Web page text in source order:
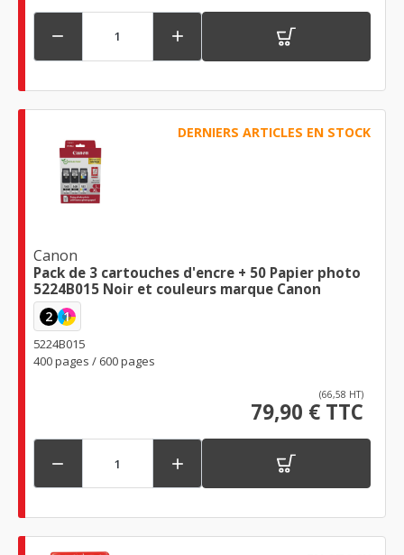
 
DERNIERS ARTICLES EN STOCK
Canon
Pack de 3 cartouches d'encre + 50 Papier photo
5224B015 Noir et couleurs marque Canon
2 1
5224B015
400 pages / 600 pages
(66,58 HT)
79,90 € TTC
 